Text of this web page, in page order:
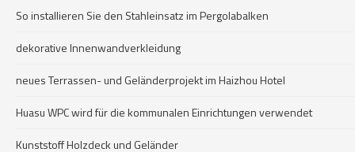
So installieren Sie den Stahleinsatz im Pergolabalken
dekorative Innenwandverkleidung
neues Terrassen- und Geländerprojekt im Haizhou Hotel
Huasu WPC wird für die kommunalen Einrichtungen verwendet
Kunststoff Holzdeck und Geländer